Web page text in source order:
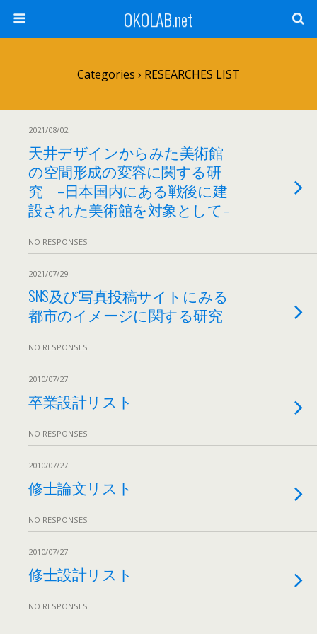
OKOLAB.net
Categories › RESEARCHES LIST
2021/08/02
天井デザインからみた美術館
の空間形成の変容に関する研
究 –日本国内にある戦後に建
設された美術館を対象として–
NO RESPONSES
2021/07/29
SNS及び写真投稿サイトにみる
都市のイメージに関する研究
NO RESPONSES
2010/07/27
卒業設計リスト
NO RESPONSES
2010/07/27
修士論文リスト
NO RESPONSES
2010/07/27
修士設計リスト
NO RESPONSES